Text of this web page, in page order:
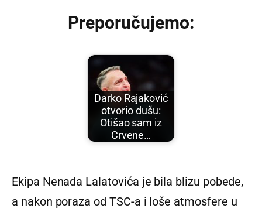
Preporučujemo:
Darko Rajaković
otvorio dušu:
Otišao sam iz
Crvene…
Ekipa Nenada Lalatovića je bila blizu pobede,
a nakon poraza od TSC-a i loše atmosfere u